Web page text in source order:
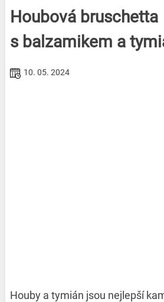
Houbová bruschetta
s balzamikem a
10. 05. 2024
Houby a tymián jsou nejlepší